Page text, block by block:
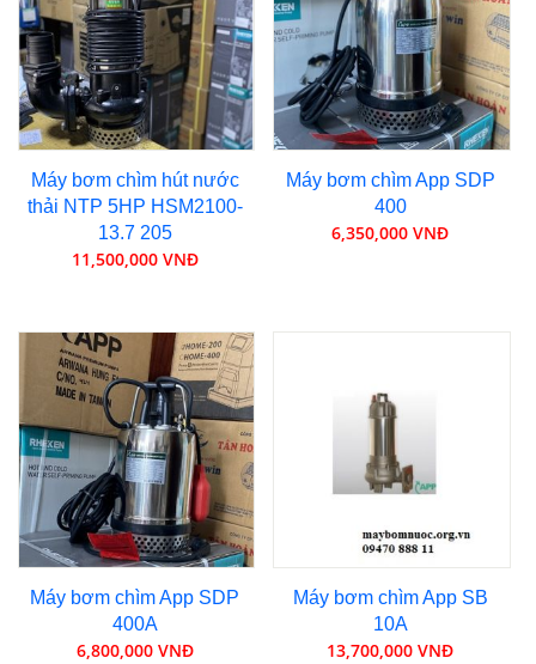
Máy bơm chìm hút nước
thải NTP 5HP HSM2100-
13.7 205
11,500,000 VNĐ
Máy bơm chìm App SDP
400
6,350,000 VNĐ
Máy bơm chìm App SDP
400A
6,800,000 VNĐ
Máy bơm chìm App SB
10A
13,700,000 VNĐ